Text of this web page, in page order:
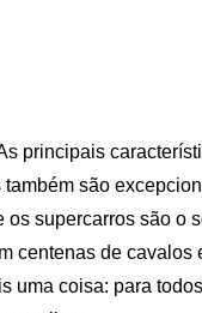
principais
são
supercarros são o
centenas de cavalos
uma coisa: para